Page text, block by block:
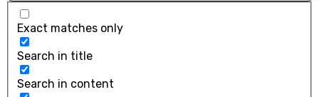
Exact matches only
Search in title
Search in content